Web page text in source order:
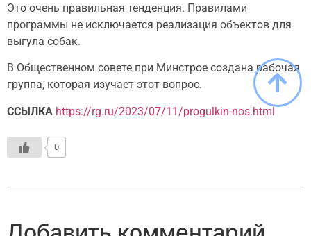
Это очень правильная тенденция. Правилами
программы не исключается реализация объектов для
выгула собак.
В Общественном совете при Минстрое создана рабочая
группа, которая изучает этот вопрос.
ССЫЛКА https://rg.ru/2023/07/11/progulkin-nos.html
0